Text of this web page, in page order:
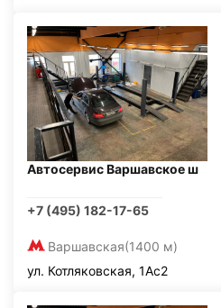
Автосервис Варшавское ш
+7 (495) 182-17-65
Варшавская(1400 м)
ул. Котляковская, 1Ас2